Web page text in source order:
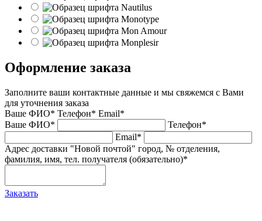
Оформление заказа
Заполните ваши контактные данные и мы свяжемся с Вами
для уточнения заказа
Ваше ФИО* Телефон* Email*
Ваше ФИО*
Телефон*
Email*
Адрес доставки "Новой почтой" город, № отделения,
фамилия, имя, тел. получателя (обязательно)*
Заказать